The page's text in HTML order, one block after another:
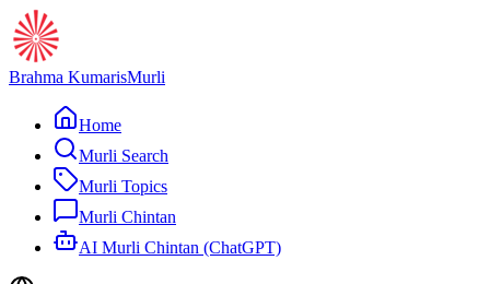
Brahma KumarisMurli
Home
Murli Search
Murli Topics
Murli Chintan
AI Murli Chintan (ChatGPT)